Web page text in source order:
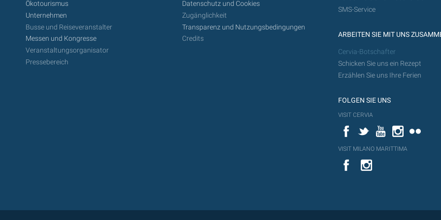
Ökotourismus
Unternehmen
Busse und Reiseveranstalter
Messen und Kongresse
Veranstaltungsorganisator
Pressebereich
Datenschutz und Cookies
Zugänglichkeit
Transparenz und Nutzungsbedingungen
Credits
SMS-Service
ARBEITEN SIE MIT UNS
Cervia-Botschafter
Schicken Sie uns ein Rezept
Erzählen Sie uns Ihre Ferien
FOLGEN SIE UNS
VISIT CERVIA
FacebookTwitterYouTubeInstagram
VISIT MILANO MARITTIMA
YouTube